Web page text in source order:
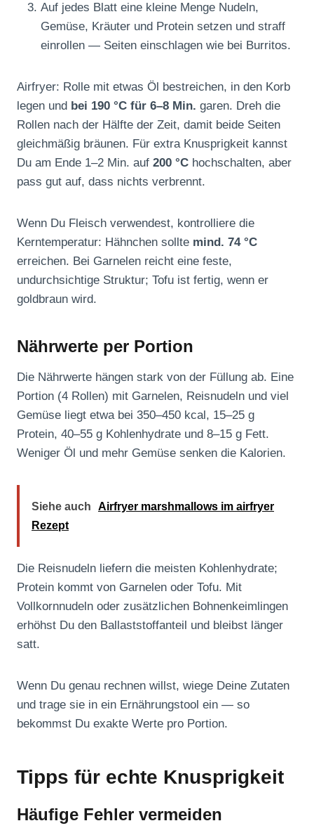
Auf jedes Blatt eine kleine Menge Nudeln,
Gemüse, Kräuter und Protein setzen und straff
einrollen — Seiten einschlagen wie bei Burritos.
Airfryer: Rolle mit etwas Öl bestreichen, in den Korb
legen und bei 190 °C für 6–8 Min. garen. Dreh die
Rollen nach der Hälfte der Zeit, damit beide Seiten
gleichmäßig bräunen. Für extra Knusprigkeit kannst
Du am Ende 1–2 Min. auf 200 °C hochschalten, aber
pass gut auf, dass nichts verbrennt.
Wenn Du Fleisch verwendest, kontrolliere die
Kerntemperatur: Hähnchen sollte mind. 74 °C
erreichen. Bei Garnelen reicht eine feste,
undurchsichtige Struktur; Tofu ist fertig, wenn er
goldbraun wird.
Nährwerte per Portion
Die Nährwerte hängen stark von der Füllung ab. Eine
Portion (4 Rollen) mit Garnelen, Reisnudeln und viel
Gemüse liegt etwa bei 350–450 kcal, 15–25 g
Protein, 40–55 g Kohlenhydrate und 8–15 g Fett.
Weniger Öl und mehr Gemüse senken die Kalorien.
Siehe auch
Airfryer marshmallows im airfryer
Rezept
Die Reisnudeln liefern die meisten Kohlenhydrate;
Protein kommt von Garnelen oder Tofu. Mit
Vollkornnudeln oder zusätzlichen Bohnenkeimlingen
erhöhst Du den Ballaststoffanteil und bleibst länger
satt.
Wenn Du genau rechnen willst, wiege Deine Zutaten
und trage sie in ein Ernährungstool ein — so
bekommst Du exakte Werte pro Portion.
Tipps für echte Knusprigkeit
Häufige Fehler vermeiden